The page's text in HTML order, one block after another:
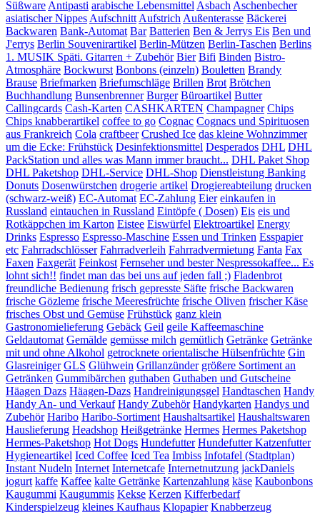
Süßware Antipasti arabische Lebensmittel Asbach Aschenbecher
asiatischer Nippes Aufschnitt Aufstrich Außenterasse Bäckerei
Backwaren Bank-Automat Bar Batterien Ben & Jerrys Eis Ben und
J'errys Berlin Souvenirartikel Berlin-Mützen Berlin-Taschen Berlins
1. MUSIK Späti. Gitarren + Zubehör Bier Bifi Binden Bistro-
Atmosphäre Bockwurst Bonbons (einzeln) Bouletten Brandy
Brause Briefmarken Briefumschläge Brillen Brot Brötchen
Buchhandlung Bunsenbrenner Burger Büroartikel Butter
Callingcards Cash-Karten CASHKARTEN Champagner Chips
Chips knabberartikel coffee to go Cognac Cognacs und Spirituosen
aus Frankreich Cola craftbeer Crushed Ice das kleine Wohnzimmer
um die Ecke: Frühstück Desinfektionsmittel Desperados DHL DHL
PackStation und alles was Mann immer braucht... DHL Paket Shop
DHL Paketshop DHL-Service DHL-Shop Dienstleistung Banking
Donuts Dosenwürstchen drogerie artikel Drogiereabteilung drucken
(schwarz-weiß) EC-Automat EC-Zahlung Eier einkaufen in
Russland eintauchen in Russland Eintöpfe ( Dosen) Eis eis und
Rotkäppchen im Karton Eistee Eiswürfel Elektroartikel Energy
Drinks Espresso Espresso-Maschine Essen und Trinken Esspapier
etc Fahrradschlösser Fahrradverleih Fahrradvermietung Fanta Fax
Faxen Faxgerät Feinkost Fernseher und bester Nespressokaffee... Es
lohnt sich!! findet man das bei uns auf jeden fall ;) Fladenbrot
freundliche Bedienung frisch gepresste Säfte frische Backwaren
frische Gözleme frische Meeresfrüchte frische Oliven frischer Käse
frisches Obst und Gemüse Frühstück ganz klein
Gastronomielieferung Gebäck Geil geile Kaffeemaschine
Geldautomat Gemälde gemüsse milch gemütlich Getränke Getränke
mit und ohne Alkohol getrocknete orientalische Hülsenfrüchte Gin
Glasreiniger GLS Glühwein Grillanzünder größere Sortiment an
Getränken Gummibärchen guthaben Guthaben und Gutscheine
Häagen Dazs Häagen-Dazs Handreinigungsgel Handtaschen Handy
Handy An- und Verkauf Handy Zubehör Handykarten Handys und
Zubehör Haribo Haribo-Sortiment Haushaltsartikel Haushaltswaren
Hauslieferung Headshop Heißgetränke Hermes Hermes Paketshop
Hermes-Paketshop Hot Dogs Hundefutter Hundefutter Katzenfutter
Hygieneartikel Iced Coffee Iced Tea Imbiss Infotafel (Stadtplan)
Instant Nudeln Internet Internetcafe Internetnutzung jackDaniels
jogurt kaffe Kaffee kalte Getränke Kartenzahlung käse Kaubonbons
Kaugummi Kaugummis Kekse Kerzen Kifferbedarf
Kinderspielzeug kleines Kaufhaus Klopapier Knabberzeug